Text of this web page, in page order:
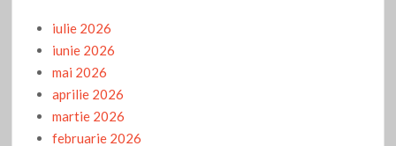
PRAZNICUL BOTEZULUI DOMNULUI SAU EPIFANIA ÎN
Devalorizarea, ca nărav din fudulie / Cum stau autorii
giurgiuveni cu vânzarea de carte?
iulie 2026
iunie 2026
mai 2026
aprilie 2026
martie 2026
februarie 2026